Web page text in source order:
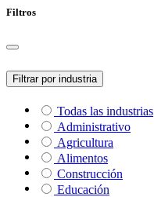
Filtros
Filtrar por industria
Todas las industrias
Administrativo
Agricultura
Alimentos
Construcción
Educación